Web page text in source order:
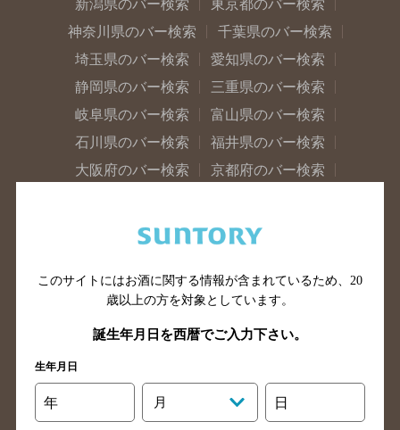
新潟県のバー検索
東京都のバー検索
神奈川県のバー検索
千葉県のバー検索
埼玉県のバー検索
愛知県のバー検索
静岡県のバー検索
三重県のバー検索
岐阜県のバー検索
富山県のバー検索
石川県のバー検索
福井県のバー検索
大阪府のバー検索
京都府のバー検索
滋賀県のバー検索
和歌山県のバー検索
山口県のバー検索
鳥取県のバー検索
島根県のバー検索
徳島県のバー検索
香川県のバー検索
愛媛県のバー検索
高知県のバー検索
長崎県のバー検索
佐賀県のバー検索
大分県のバー検索
熊本県のバー検索
このサイトにはお酒に関する情報が含まれているため、 20
歳以上の方を対象としています。
誕生年月日を西暦でご入力下さい。
生年月日
年 月 日